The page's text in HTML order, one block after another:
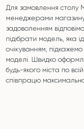
Для замовлення столу
менеджерами
задоволенням
підібрати модель, яка
очікуванням,
моделі. Швидко
будь-якого міста по
співпрацю